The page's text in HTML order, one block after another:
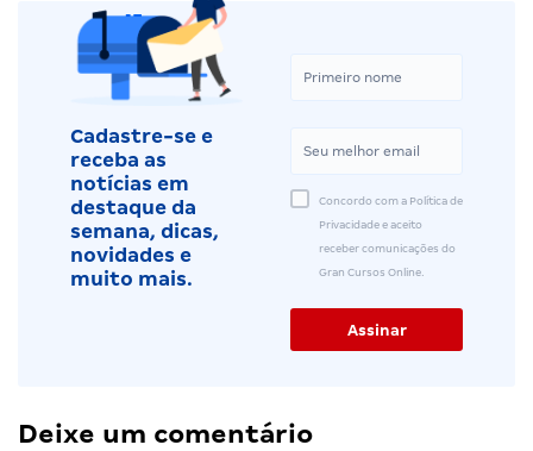
Cadastre-se e
receba as
notícias em
destaque da
semana, dicas,
novidades e
muito mais.
Concordo com a Política de
Privacidade e aceito
receber comunicações do
Gran Cursos Online.
Deixe um comentário